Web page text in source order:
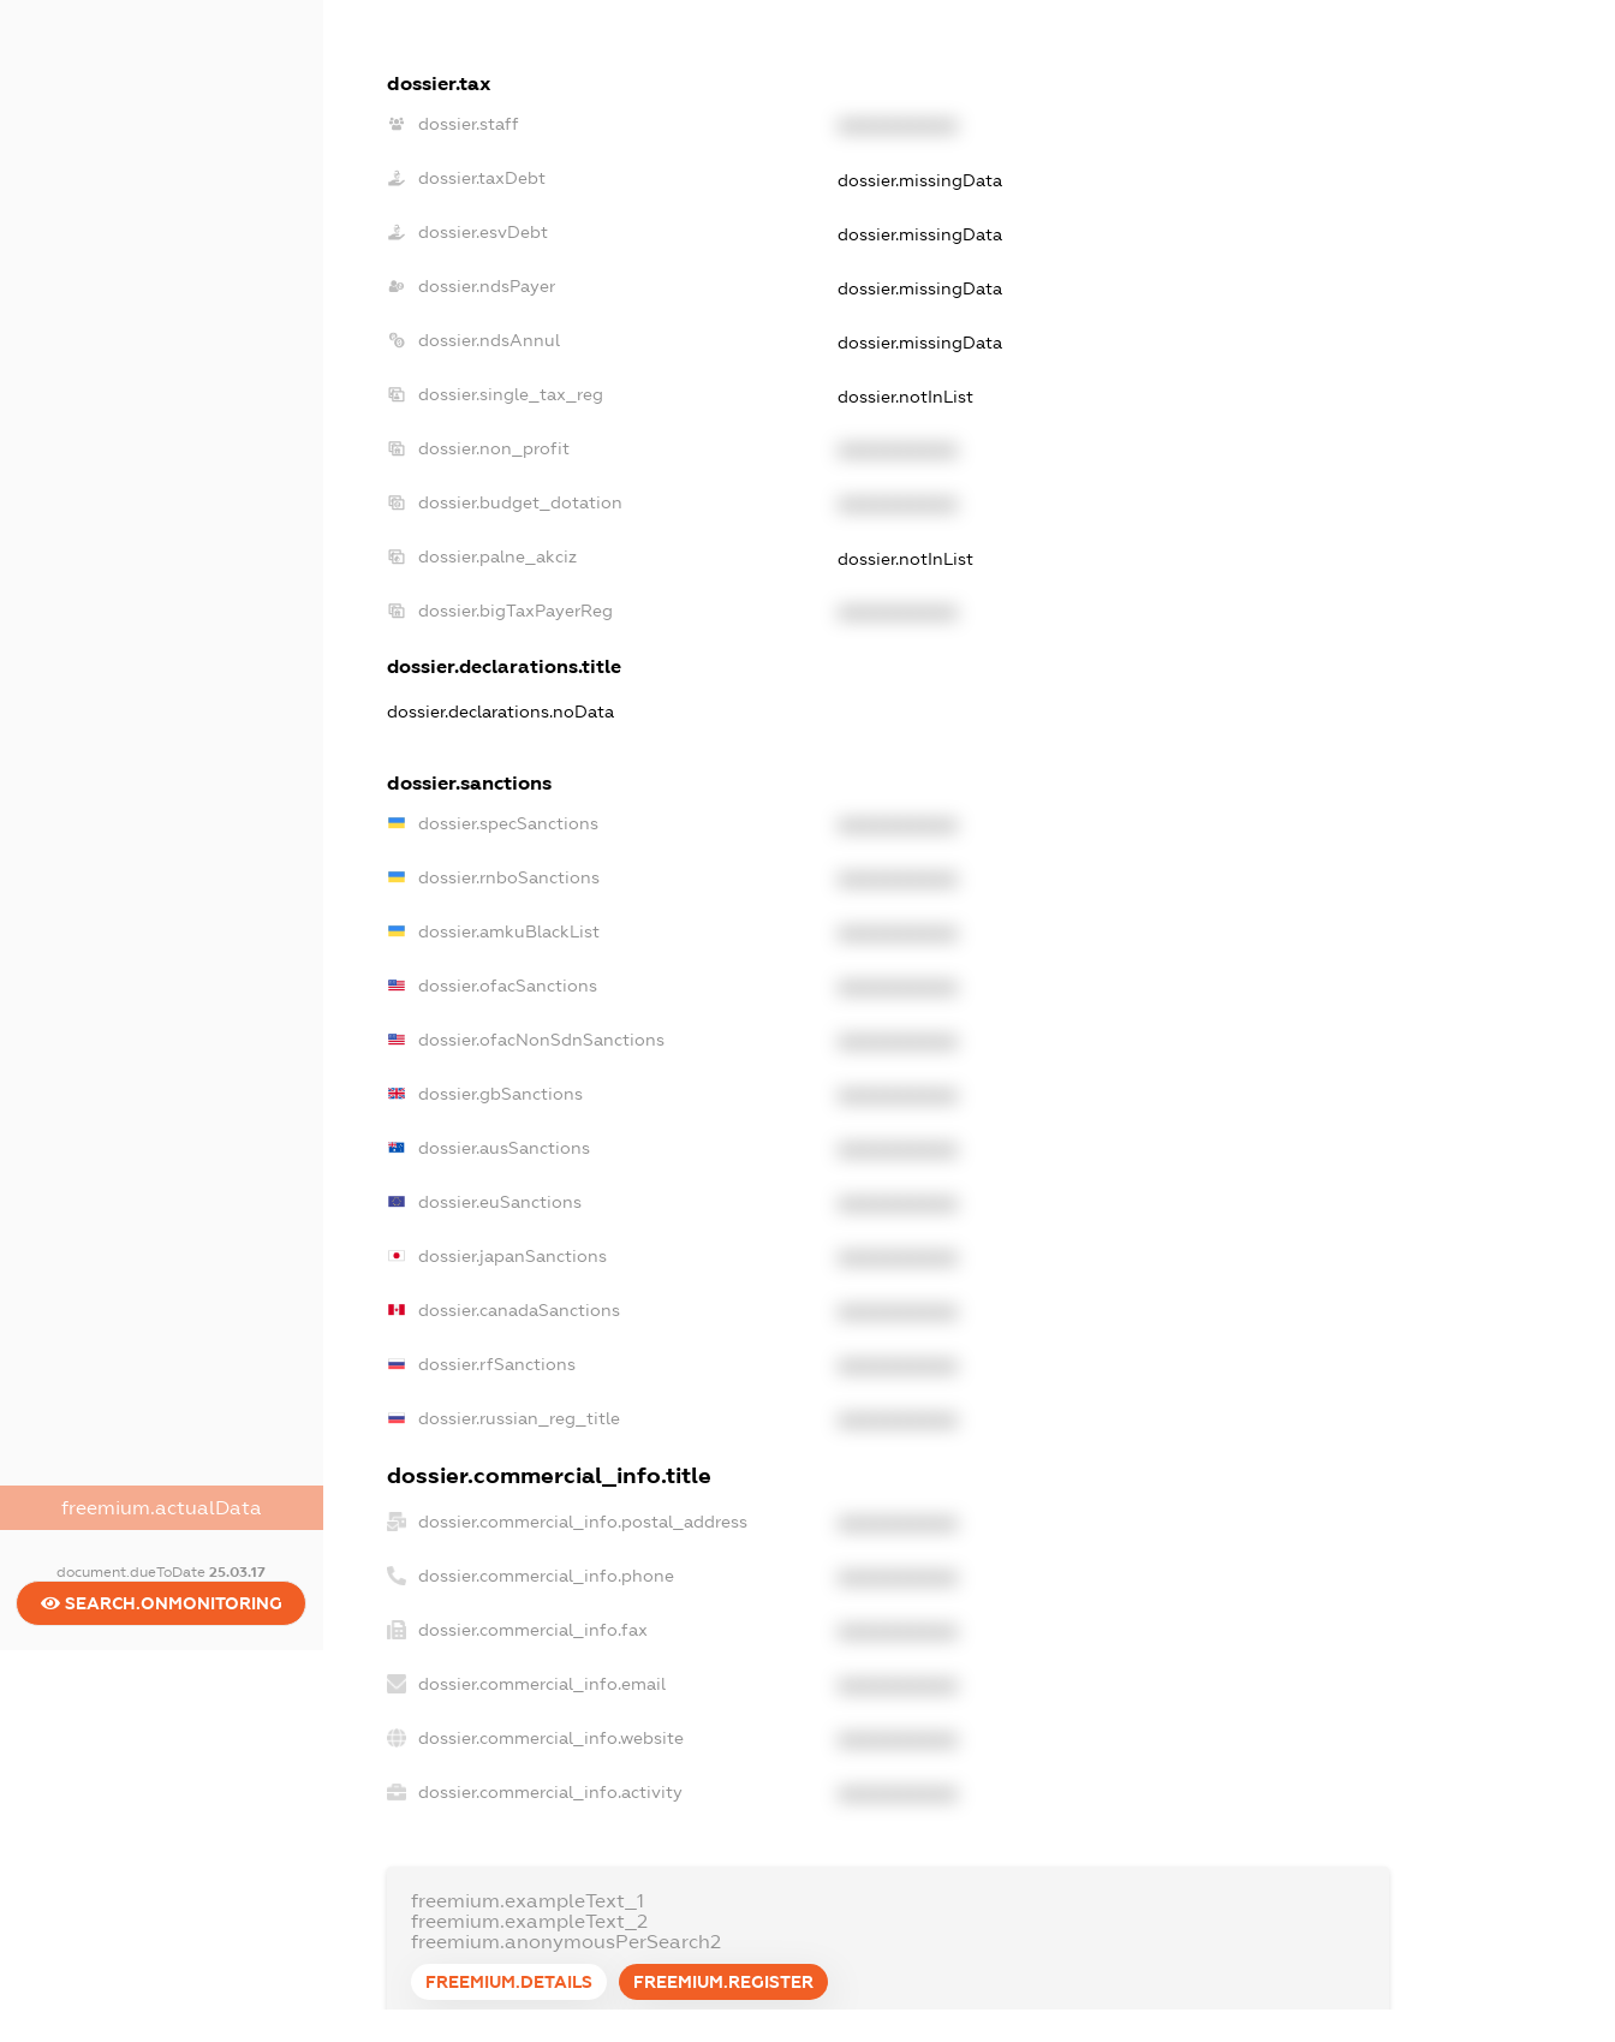
freemium.actualData
document.dueToDate25.03.17
SEARCH.ONMONITORING
dossier.tax
dossier.staff
dossier.taxDebt dossier.missingData
dossier.esvDebt dossier.missingData
dossier.ndsPayer dossier.missingData
dossier.ndsAnnul dossier.missingData
dossier.single_tax_reg dossier.notInList
dossier.non_profit
dossier.budget_dotation
dossier.palne_akciz dossier.notInList
dossier.bigTaxPayerReg
dossier.declarations.title
dossier.declarations.noData
dossier.sanctions
dossier.specSanctions
dossier.rnboSanctions
dossier.amkuBlackList
dossier.ofacSanctions
dossier.ofacNonSdnSanctions
dossier.gbSanctions
dossier.ausSanctions
dossier.euSanctions
dossier.japanSanctions
dossier.canadaSanctions
dossier.rfSanctions
dossier.russian_reg_title
dossier.commercial_info.title
dossier.commercial_info.postal_address
dossier.commercial_info.phone
dossier.commercial_info.fax
dossier.commercial_info.email
dossier.commercial_info.website
dossier.commercial_info.activity
freemium.exampleText_1
freemium.exampleText_2
freemium.anonymousPerSearch2
FREEMIUM.DETAILS FREEMIUM.REGISTER